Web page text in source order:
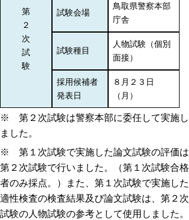
第
２
次
試
験
試験会場
鳥取県警察本部
庁舎
試験種目
人物試験（個別
面接）
採用候補者
発表日
８月２３日
（月）
※ 第２次試験は警察本部に委任して実施し
ました。
※ 第１次試験で実施した論文試験の評価は
第２次試験で行いました。（第１次試験合格
者のみ採点。）また、第１次試験で実施した
適性検査の検査結果及び論文試験は、第２次
試験の人物試験の参考として使用しました。